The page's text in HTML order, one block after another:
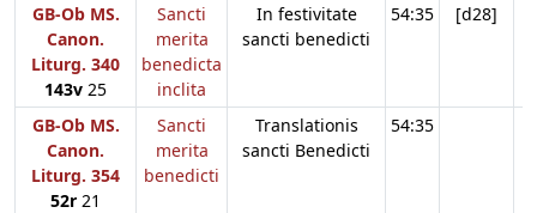
GB-Ob MS.
Canon.
Liturg. 340
143v 25
Sancti
merita
benedicta
inclita
In festivitate
sancti benedicti
54:35 [d28]
GB-Ob MS.
Canon.
Liturg. 354
52r 21
Sancti
merita
benedicti
Translationis
sancti Benedicti
54:35